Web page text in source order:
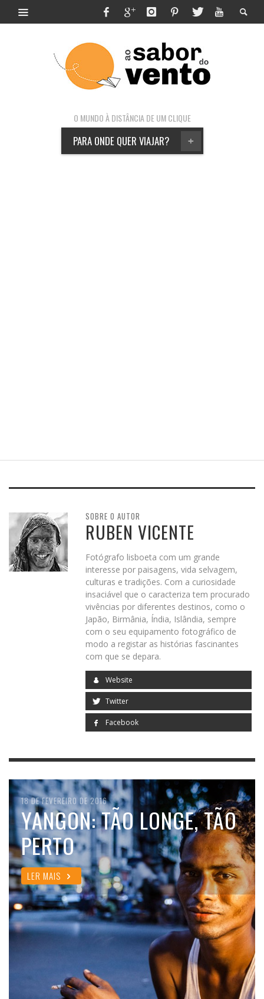
O MUNDO À DISTÂNCIA DE UM CLIQUE
+
PARA ONDE QUER VIAJAR?
SOBRE O AUTOR
RUBEN VICENTE
Fotógrafo lisboeta com um grande
interesse por paisagens, vida selvagem,
culturas e tradições. Com a curiosidade
insaciável que o caracteriza tem procurado
vivências por diferentes destinos, como o
Japão, Birmânia, Índia, Islândia, sempre
com o seu equipamento fotográfico de
modo a registar as histórias fascinantes
com que se depara.
Website
Twitter
Facebook
18 DE FEVEREIRO DE 2016
YANGON: TÃO LONGE, TÃO
PERTO
LER MAIS